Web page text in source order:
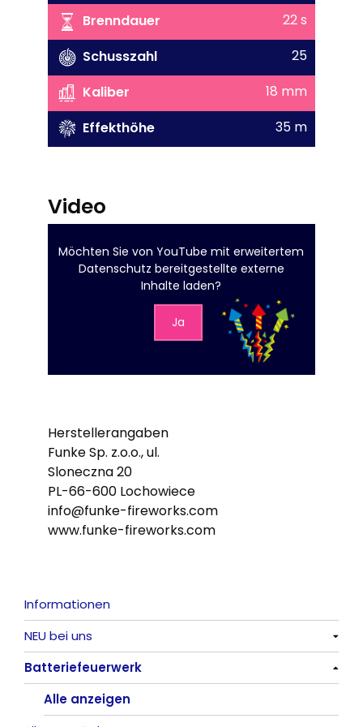
Brenndauer
22 s
Schusszahl
25
Kaliber
18 mm
Effekthöhe
35 m
Video
Möchten Sie vonYouTube mit erweitertem
Datenschutz bereitgestellte externe
Inhalte laden?
Ja
Herstellerangaben
Funke Sp. z.o.o., ul.
Sloneczna 20
PL-66-600 Lochowiece
info@funke-fireworks.com
www.funke-fireworks.com
Informationen
NEU bei uns
Alle anzeigen
Batteriefeuerwerk
Alle anzeigen